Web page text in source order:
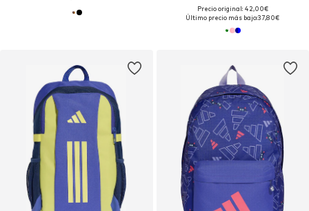
Precio original: 42,00€
Último precio más bajo:37,80€